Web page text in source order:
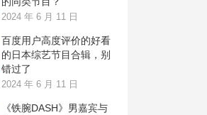
2024 年 6 月 11 日
百度用户高度评价的好看
的日本综艺节目合辑，别
错过了
2024 年 6 月 11 日
《铁腕DASH》男嘉宾与